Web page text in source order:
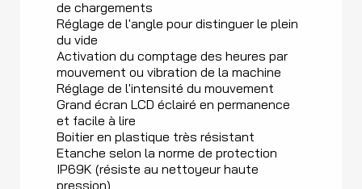
de chargements
Réglage de l'angle pour distinguer le plein
du vide
Activation du comptage des heures par
mouvement ou vibration de la machine
Réglage de l'intensité du mouvement
Grand écran LCD éclairé en permanence
et facile à lire
Boitier en plastique très résistant
Etanche selon la norme de protection
IP69K (résiste au nettoyeur haute
pression)